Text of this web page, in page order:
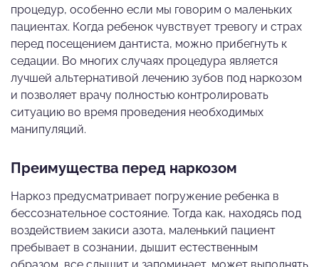
процедур, особенно если мы говорим о маленьких
пациентах. Когда ребенок чувствует тревогу и страх
перед посещением дантиста, можно прибегнуть к
седации. Во многих случаях процедура является
лучшей альтернативой лечению зубов под наркозом
и позволяет врачу полностью контролировать
ситуацию во время проведения необходимых
манипуляций.
Преимущества перед наркозом
Наркоз предусматривает погружение ребенка в
бессознательное состояние. Тогда как, находясь под
воздействием закиси азота, маленький пациент
пребывает в сознании, дышит естественным